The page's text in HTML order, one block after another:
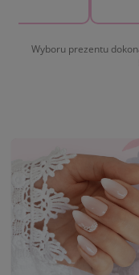
Wyboru prezentu